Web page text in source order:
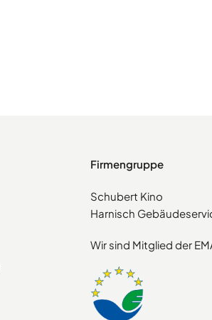
Firmengruppe
Schubert Kino
Harnisch
Wir sind Mitglied der